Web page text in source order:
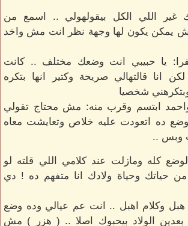
غير اللي الكل بيقولهولي .. اسمع من
يمكن يكون لها وجهة نظر انت مش واخد
يا حبيبي انت وضعك مختلف .. كانت
انا قالتهالي صريحة وكتير انها بتكره
شخصيا
ابتسم وقرب منه: مش محتاج تقولي
ده اتعودت عليه خلاص وتعايشت معاه
وبس ..
كله ومازلت عند كلامي اللي قلته لو
حياتك وحياة ولادك انا متفهم ده ! دي
وكلام اهبل .. انت عم عيالي وده وضع
بعدين الولاد بيحبوك اصلا .. ( هزر ) مش